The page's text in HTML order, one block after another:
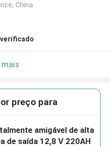
China
mais
preço para
amigável de alta
de saída 12,8 V 220AH